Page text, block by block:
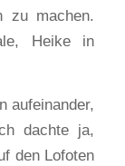
zu machen.
Heike in
aufeinander,
dachte ja,
den Lofoten